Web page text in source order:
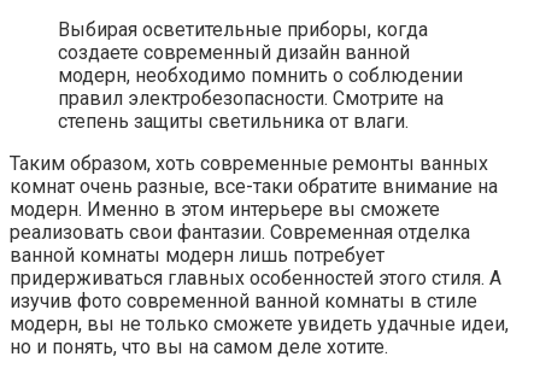
Выбирая осветительные приборы, когда
создаете современный дизайн ванной
модерн, необходимо помнить о соблюдении
правил электробезопасности. Смотрите на
степень защиты светильника от влаги.
Таким образом, хоть современные ремонты ванных
комнат очень разные, все-таки обратите внимание на
модерн. Именно в этом интерьере вы сможете
реализовать свои фантазии. Современная отделка
ванной комнаты модерн лишь потребует
придерживаться главных особенностей этого стиля. А
изучив фото современной ванной комнаты в стиле
модерн, вы не только сможете увидеть удачные идеи,
но и понять, что вы на самом деле хотите.